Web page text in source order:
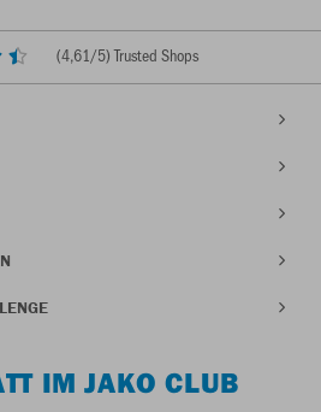
(4,61/5) Trusted Shops
IM JAKO CLUB